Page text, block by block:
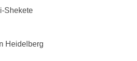
Shekete
Heidelberg